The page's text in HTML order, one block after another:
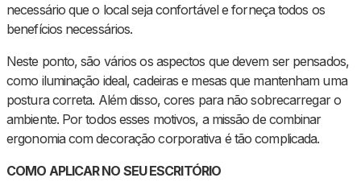
necessário que o local seja confortável e forneça todos os
benefícios necessários.
Neste ponto, são vários os aspectos que devem ser pensados,
como iluminação ideal, cadeiras e mesas que mantenham uma
postura correta. Além disso, cores para não sobrecarregar o
ambiente. Por todos esses motivos, a missão de combinar
ergonomia com decoração corporativa é tão complicada.
COMO APLICAR NO SEU ESCRITÓRIO